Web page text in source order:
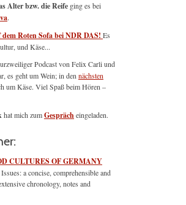
Alter bzw. die Reife ging es bei
.
dem Roten Sofa bei NDR DAS! Es
und Käse...
Podcast von Felix Carli und
es geht um Wein; in den nächsten
um Käse. Viel Spaß beim Hören –
hat mich zumGesprächeingeladen.
CULTURES OF GERMANY
a concise, comprehensible and
chronology, notes and